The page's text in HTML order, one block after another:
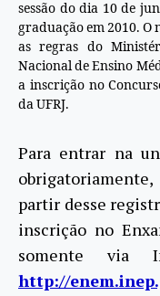
sessão do dia 10 de
graduação em 2010. O
as regras do
Nacional de Ensino
a inscrição no
da UFRJ.
Para entrar na
partir desse
inscrição no
somente via
http://